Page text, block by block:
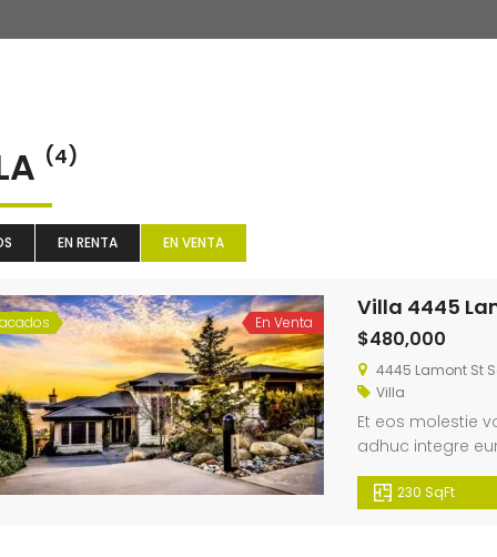
(4)
EN RENTA EN VENTA
En Venta
Villa 4445
$480,000
4445 Lamont St
Villa
Et eos molestie
adhuc integre
adversarium
everti regione
230 SqFt